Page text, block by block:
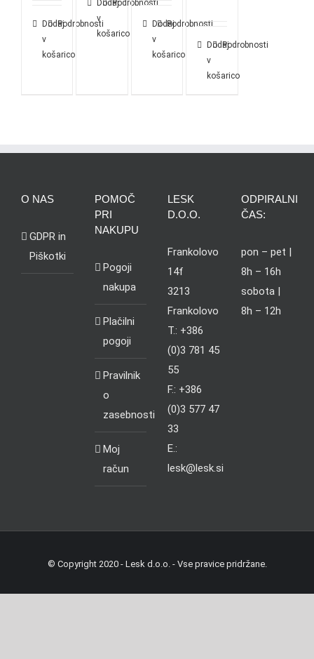
Dodaj
v
košarico
Podrobnosti
Dodaj
v
košarico
Podrobnosti
Dodaj
v
košarico
Podrobnosti
Dodaj
v
košarico
Podrobnosti
O NAS
GDPR in
Piškotki
POMOČ
PRI
NAKUPU
Pogoji
nakupa
Plačilni
pogoji
Pravilnik
o
zasebnosti
Moj
račun
LESK
D.O.O.
Frankolovo
14f
3213
Frankolovo
T.: +386
(0)3 781 45
55
F.: +386
(0)3 577 47
33
E.:
lesk@lesk.si
ODPIRALNI
ČAS:
pon – pet |
8h – 16h
sobota |
8h – 12h
© Copyright 2020 - Lesk d.o.o. - Vse pravice pridržane.